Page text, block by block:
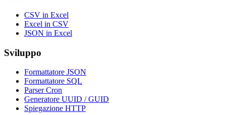
CSV in Excel
Excel in CSV
JSON in Excel
Sviluppo
Formattatore JSON
Formattatore SQL
Parser Cron
Generatore UUID / GUID
Spiegazione HTTP